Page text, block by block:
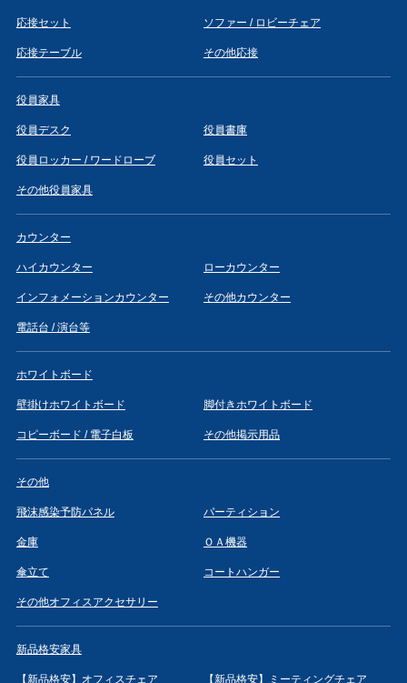
応接セット ソファー / ロビーチェア
応接テーブル その他応接
役員家具
役員デスク 役員書庫
役員ロッカー / ワードローブ 役員セット
その他役員家具
カウンター
ハイカウンター ローカウンター
インフォメーションカウンター その他カウンター
電話台 / 演台等
ホワイトボード
壁掛けホワイトボード 脚付きホワイトボード
コピーボード / 電子白板 その他掲示用品
その他
飛沫感染予防パネル パーティション
金庫 ＯＡ機器
傘立て コートハンガー
その他オフィスアクセサリー
新品格安家具
【新品格安】オフィスチェア 【新品格安】ミーティングチェア